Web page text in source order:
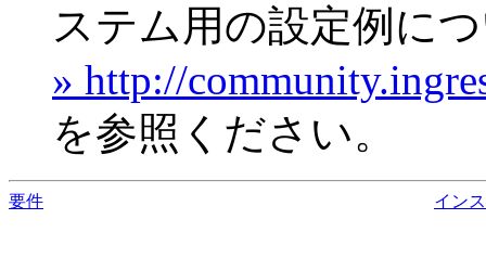
ステム用の設定例に
» http://
を参照ください。
要件 イン